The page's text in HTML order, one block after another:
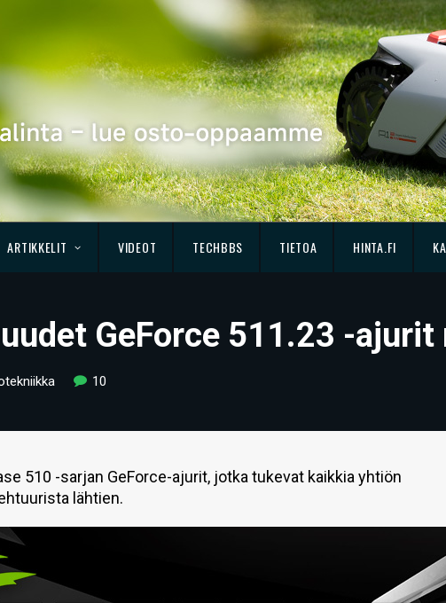
ARTIKKELIT VIDEOT TECHBBS TIETOA HINTA.FI
GeForce 511.23 -
10
510 -sarjan GeForce-ajurit, jotka tukevat kaikkia yhtiön
lähtien.